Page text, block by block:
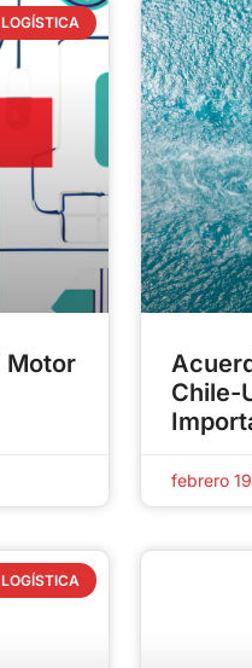
LOGÍSTICA
Motor
Chile-
febrero
LOGÍSTICA